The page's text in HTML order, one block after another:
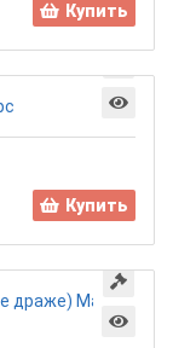
Купить
Купить